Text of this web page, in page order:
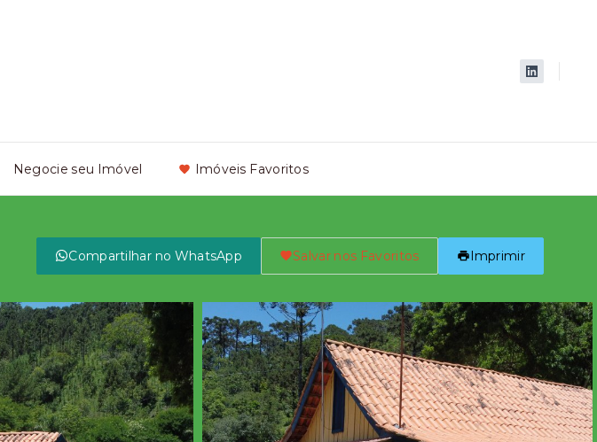
Negocie seu Imóvel Imóveis Favoritos
Compartilhar no WhatsApp Salvar nos Favoritos Imprimir